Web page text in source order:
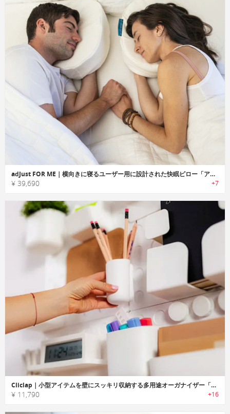
adJust FOR ME｜横向きに寝るユーザー用に設計された快眠ピロー「アジャストフォーミー」
¥ 39,690 +7
Cliclap｜小型アイテムを壁にスッキリ収納する多用途オーガナイザー「クリクラップ」
¥ 11,790 +16